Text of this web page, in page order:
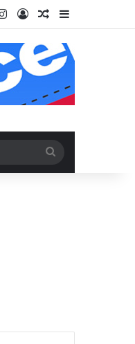
Instagram
Log InRandom Article
Sidebar
for